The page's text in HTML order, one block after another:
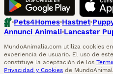
Pets4Homes Hastnet
Annunci Animali Lancaster
MundoAnimalia.com utiliza cookies
experiencia de usuario. El uso de
constituye la aceptación de los
Privacidad y Cookies de